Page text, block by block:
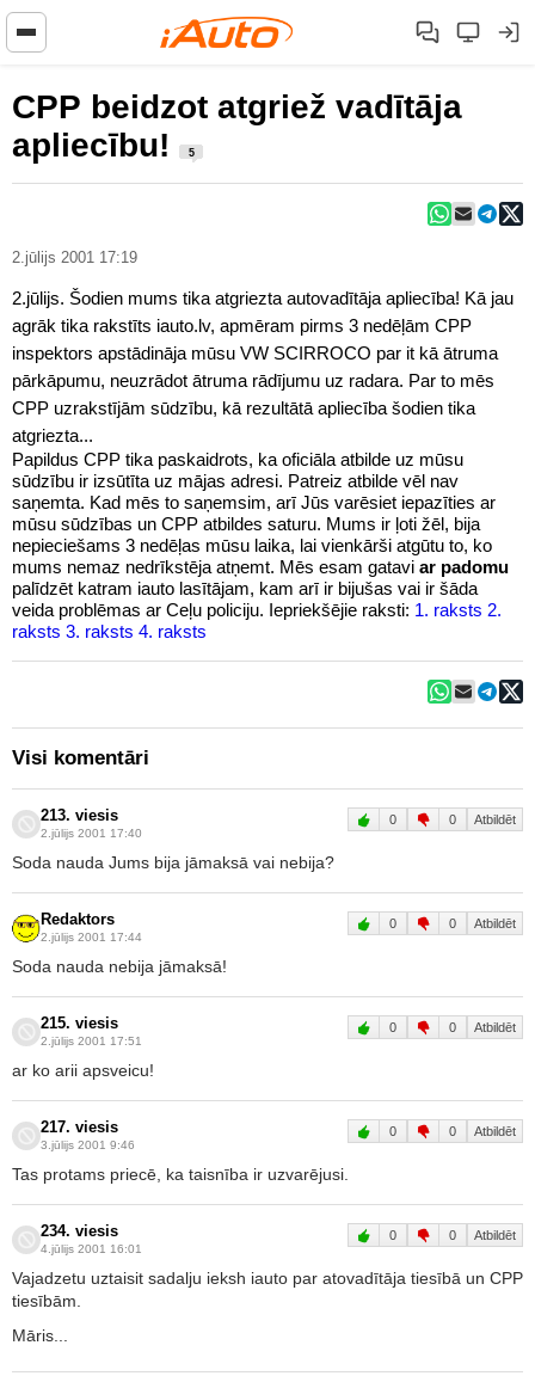
CPP beidzot atgriež vadītāja
apliecību!
5
2.jūlijs 2001 17:19
2.jūlijs. Šodien mums tika atgriezta autovadītāja apliecība! Kā jau
agrāk tika rakstīts iauto.lv, apmēram pirms 3 nedēļām CPP
inspektors apstādināja mūsu VW SCIRROCO par it kā ātruma
pārkāpumu, neuzrādot ātruma rādījumu uz radara. Par to mēs
CPP uzrakstījām sūdzību, kā rezultātā apliecība šodien tika
atgriezta...
Papildus CPP tika paskaidrots, ka oficiāla atbilde uz mūsu
sūdzību ir izsūtīta uz mājas adresi. Patreiz atbilde vēl nav
saņemta. Kad mēs to saņemsim, arī Jūs varēsiet iepazīties ar
mūsu sūdzības un CPP atbildes saturu. Mums ir ļoti žēl, bija
nepieciešams 3 nedēļas mūsu laika, lai vienkārši atgūtu to, ko
mums nemaz nedrīkstēja atņemt. Mēs esam gatavi ar padomu
palīdzēt katram iauto lasītājam, kam arī ir bijušas vai ir šāda
veida problēmas ar Ceļu policiju. Iepriekšējie raksti: 1. raksts 2.
raksts 3. raksts 4. raksts
Visi komentāri
213. viesis
2.jūlijs 2001 17:40
0 0 Atbildēt
Soda nauda Jums bija jāmaksā vai nebija?
Redaktors
2.jūlijs 2001 17:44
0 0 Atbildēt
Soda nauda nebija jāmaksā!
215. viesis
2.jūlijs 2001 17:51
0 0 Atbildēt
ar ko arii apsveicu!
217. viesis
3.jūlijs 2001 9:46
0 0 Atbildēt
Tas protams priecē, ka taisnība ir uzvarējusi.
234. viesis
4.jūlijs 2001 16:01
0 0 Atbildēt
Vajadzetu uztaisit sadalju ieksh iauto par atovadītāja tiesībā un CPP
tiesībām.
Māris...